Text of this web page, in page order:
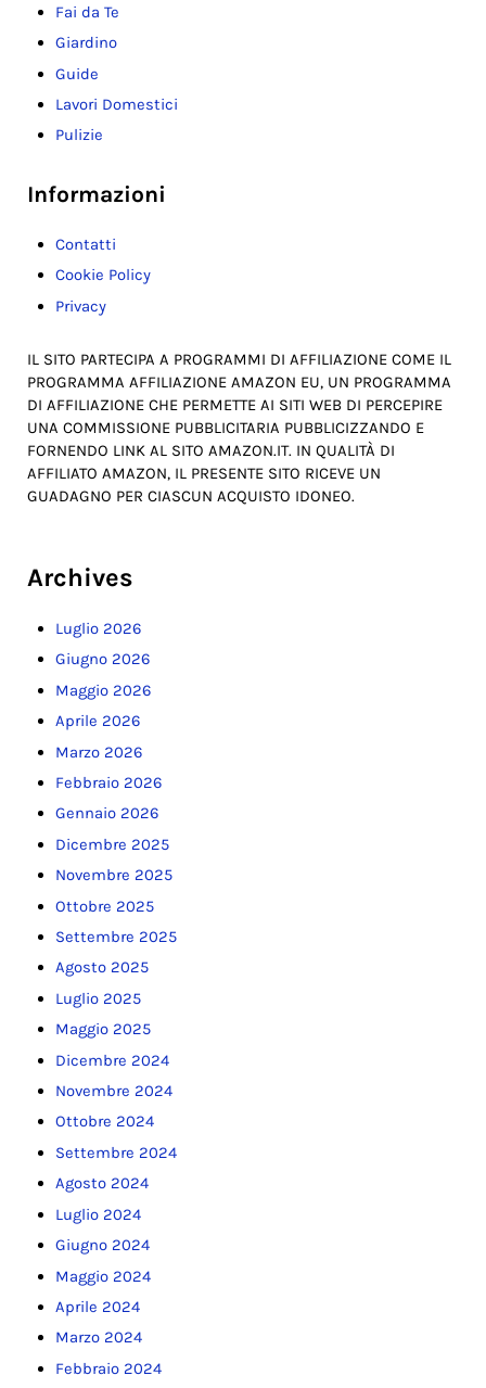
Fai da Te
Giardino
Guide
Lavori Domestici
Pulizie
Informazioni
Contatti
Cookie Policy
Privacy
IL SITO PARTECIPA A PROGRAMMI DI AFFILIAZIONE COME IL
PROGRAMMA AFFILIAZIONE AMAZON EU, UN PROGRAMMA
DI AFFILIAZIONE CHE PERMETTE AI SITI WEB DI PERCEPIRE
UNA COMMISSIONE PUBBLICITARIA PUBBLICIZZANDO E
FORNENDO LINK AL SITO AMAZON.IT. IN QUALITÀ DI
AFFILIATO AMAZON, IL PRESENTE SITO RICEVE UN
GUADAGNO PER CIASCUN ACQUISTO IDONEO.
Archives
Luglio 2026
Giugno 2026
Maggio 2026
Aprile 2026
Marzo 2026
Febbraio 2026
Gennaio 2026
Dicembre 2025
Novembre 2025
Ottobre 2025
Settembre 2025
Agosto 2025
Luglio 2025
Maggio 2025
Dicembre 2024
Novembre 2024
Ottobre 2024
Settembre 2024
Agosto 2024
Luglio 2024
Giugno 2024
Maggio 2024
Aprile 2024
Marzo 2024
Febbraio 2024